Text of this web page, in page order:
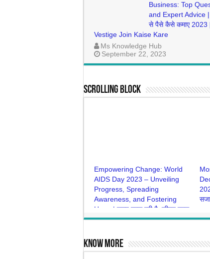
Business: Top
and Expert Advice |
से पैसे कैसे कमाए 2023
Vestige Join Kaise Kare
Ms Knowledge Hub
September 22, 2023
Scrolling Block
Empowering Change: World
AIDS Day 2023 – Unveiling
Progress, Spreading
Awareness, and Fostering
Hope | जगह बदल रही है, जीवन बदल
रहा है: विश्व एड्स दिवस- एक सामूहिक
November 28, 2023
Know More